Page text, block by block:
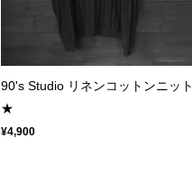
90's Studio リネンコットンニット
★
¥4,900